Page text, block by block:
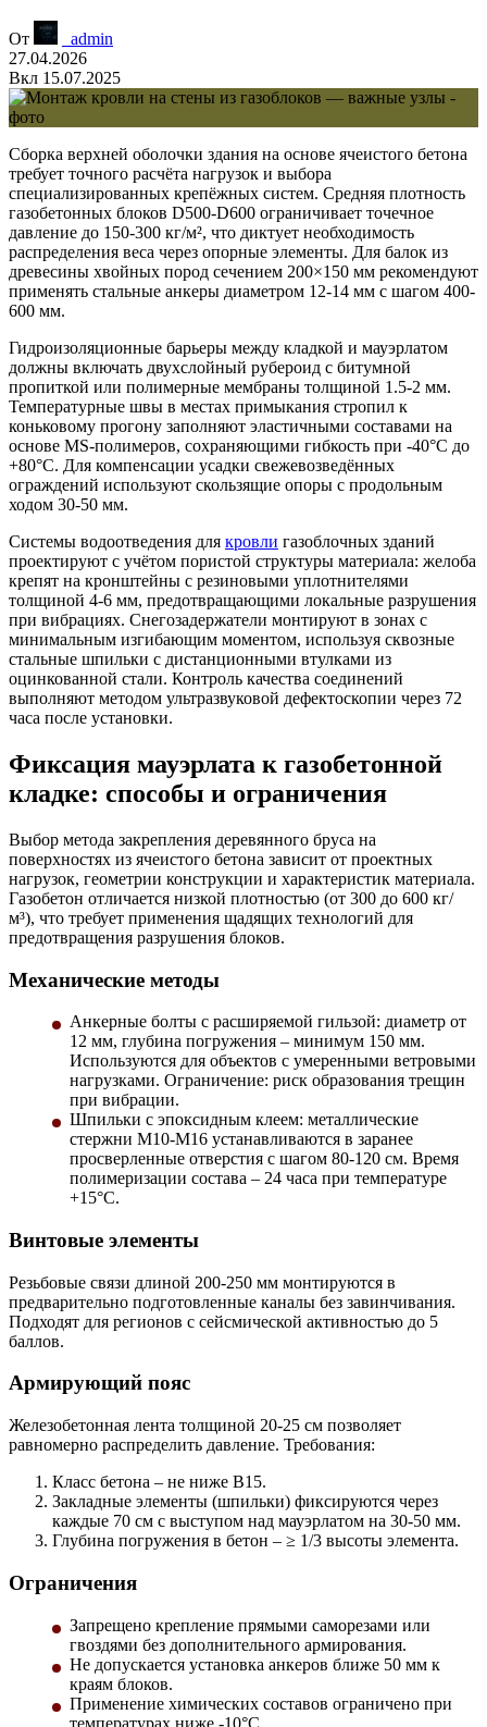
От
_admin
27.04.2026
Вкл 15.07.2025
Сборка верхней оболочки здания на основе ячеистого бетона
требует точного расчёта нагрузок и выбора
специализированных крепёжных систем. Средняя плотность
газобетонных блоков D500-D600 ограничивает точечное
давление до 150-300 кг/м², что диктует необходимость
распределения веса через опорные элементы. Для балок из
древесины хвойных пород сечением 200×150 мм рекомендуют
применять стальные анкеры диаметром 12-14 мм с шагом 400-
600 мм.
Гидроизоляционные барьеры между кладкой и мауэрлатом
должны включать двухслойный рубероид с битумной
пропиткой или полимерные мембраны толщиной 1.5-2 мм.
Температурные швы в местах примыкания стропил к
коньковому прогону заполняют эластичными составами на
основе MS-полимеров, сохраняющими гибкость при -40°C до
+80°C. Для компенсации усадки свежевозведённых
ограждений используют скользящие опоры с продольным
ходом 30-50 мм.
Системы водоотведения для кровли газоблочных зданий
проектируют с учётом пористой структуры материала: желоба
крепят на кронштейны с резиновыми уплотнителями
толщиной 4-6 мм, предотвращающими локальные разрушения
при вибрациях. Снегозадержатели монтируют в зонах с
минимальным изгибающим моментом, используя сквозные
стальные шпильки с дистанционными втулками из
оцинкованной стали. Контроль качества соединений
выполняют методом ультразвуковой дефектоскопии через 72
часа после установки.
Фиксация мауэрлата к газобетонной
кладке: способы и ограничения
Выбор метода закрепления деревянного бруса на
поверхностях из ячеистого бетона зависит от проектных
нагрузок, геометрии конструкции и характеристик материала.
Газобетон отличается низкой плотностью (от 300 до 600 кг/
м³), что требует применения щадящих технологий для
предотвращения разрушения блоков.
Механические методы
Анкерные болты с расширяемой гильзой: диаметр от
12 мм, глубина погружения – минимум 150 мм.
Используются для объектов с умеренными ветровыми
нагрузками. Ограничение: риск образования трещин
при вибрации.
Шпильки с эпоксидным клеем: металлические
стержни М10-М16 устанавливаются в заранее
просверленные отверстия с шагом 80-120 см. Время
полимеризации состава – 24 часа при температуре
+15°C.
Винтовые элементы
Резьбовые связи длиной 200-250 мм монтируются в
предварительно подготовленные каналы без завинчивания.
Подходят для регионов с сейсмической активностью до 5
баллов.
Армирующий пояс
Железобетонная лента толщиной 20-25 см позволяет
равномерно распределить давление. Требования:
Класс бетона – не ниже В15.
Закладные элементы (шпильки) фиксируются через
каждые 70 см с выступом над мауэрлатом на 30-50 мм.
Глубина погружения в бетон – ≥ 1/3 высоты элемента.
Ограничения
Запрещено крепление прямыми саморезами или
гвоздями без дополнительного армирования.
Не допускается установка анкеров ближе 50 мм к
краям блоков.
Применение химических составов ограничено при
температурах ниже -10°C.